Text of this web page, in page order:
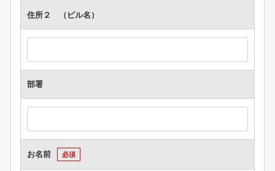
住所２ （ビル名）
部署
お名前 必須